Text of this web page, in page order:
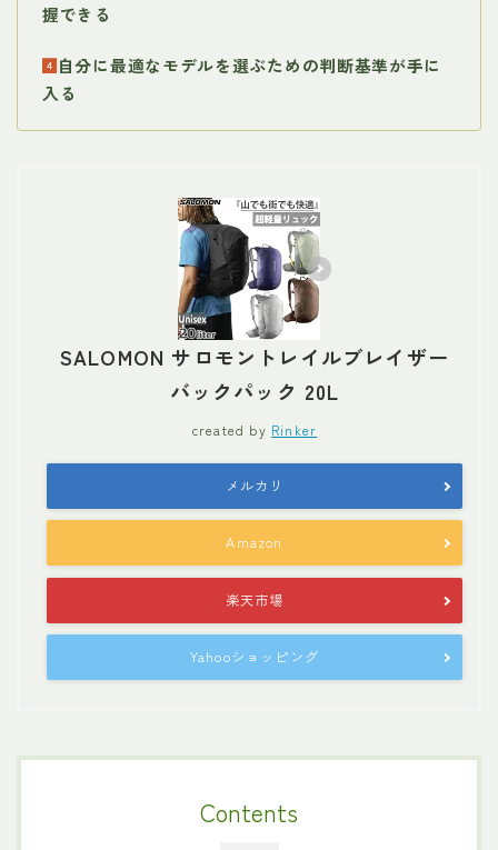
握できる
自分に最適なモデルを選ぶための判断基準が手に
入る
SALOMON サロモントレイルブレイザー
バックパック 20L
created by Rinker
メルカリ
Amazon
楽天市場
Yahooショッピング
Contents